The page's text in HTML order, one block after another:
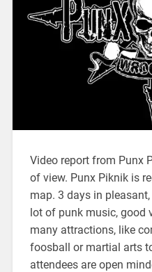
Video report from Punx
of view. Punx Piknik is
map. 3 days in
lot of punk music, good
many attractions, like
foosball or martial arts
attendees are open